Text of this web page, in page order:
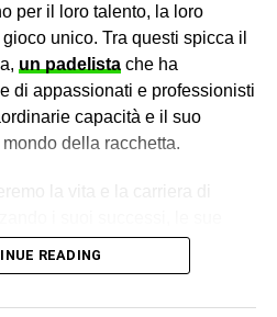
ha giocato un ruolo chiave nel
dello sport. La creazione di
giocatori del mondo ha
di competizione e ha
di riferimento per i giovani
solo uno spettacolo sportivo,
per l’innovazione tecnologica
per il loro talento, la loro
unico. Tra questi spicca il
un padelistache ha
di appassionati e professionisti
capacità e il suo
della racchetta.
che lo hanno reso un’icona
READING